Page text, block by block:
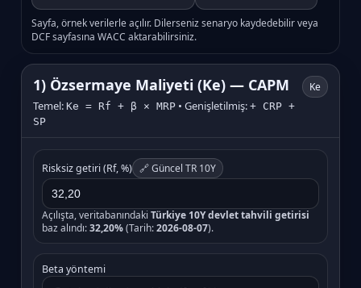
Sayfa, örnek verilerle açılır. Dilerseniz senaryo kaydedebilir veya
DCF sayfasına WACC aktarabilirsiniz.
1) Özsermaye Maliyeti (Ke) — CAPM
Temel: Ke = Rf + β × MRP • Genişletilmiş: + CRP +
SP
Ke
Risksiz getiri (Rf, %) 🔗 Güncel TR 10Y
Açılışta, veritabanındaki Türkiye 10Y devlet tahvili getirisi
baz alındı:32,20%(Tarih:2026-08-07).
Beta yöntemi